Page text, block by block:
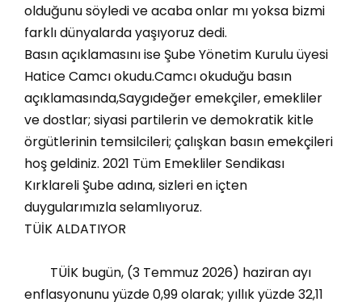
olduğunu söyledi ve acaba onlar mı yoksa bizmi
farklı dünyalarda yaşıyoruz dedi.
Basın açıklamasını ise Şube Yönetim Kurulu üyesi
Hatice Camcı okudu.Camcı okuduğu basın
açıklamasında,Saygıdeğer emekçiler, emekliler
ve dostlar; siyasi partilerin ve demokratik kitle
örgütlerinin temsilcileri; çalışkan basın emekçileri
hoş geldiniz. 2021 Tüm Emekliler Sendikası
Kırklareli Şube adına, sizleri en içten
duygularımızla selamlıyoruz.
TÜİK ALDATIYOR
TÜİK bugün, (3 Temmuz 2026) haziran ayı
enflasyonunu yüzde 0,99 olarak; yıllık yüzde 32,11